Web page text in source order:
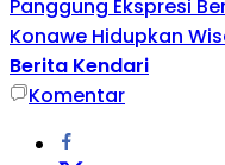
Panggung Ekspresi
Konawe Hidupkan
Berita Kendari
Komentar